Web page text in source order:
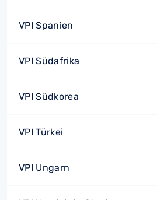
VPI Spanien
VPI Südafrika
VPI Südkorea
VPI Türkei
VPI Ungarn